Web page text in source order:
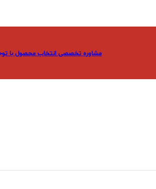
مشاوره تخصصی انتخاب محصول با توجه به